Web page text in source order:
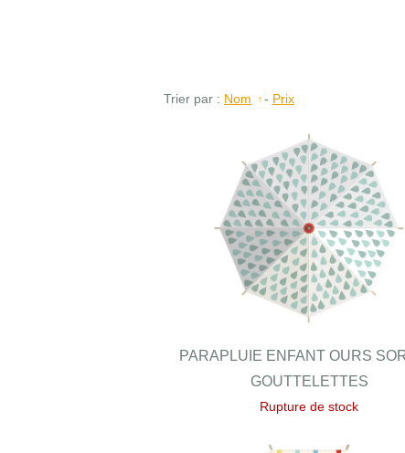
Trier par : Nom - Prix
PARAPLUIE ENFANT OURS
GOUTTELETTES
Rupture de stock